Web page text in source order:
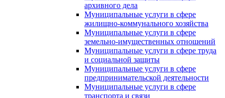
архивного дела
Муниципальные услуги в сфере
жилищно-коммунального хозяйства
Муниципальные услуги в сфере
земельно-имущественных отношений
Муниципальные услуги в сфере труда
и социальной защиты
Муниципальные услуги в сфере
предпринимательской деятельности
Муниципальные услуги в сфере
транспорта и связи